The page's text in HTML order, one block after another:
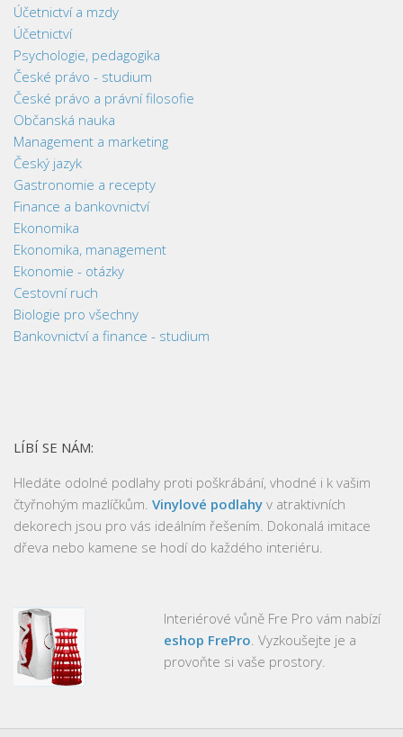
Účetnictví a mzdy
Účetnictví
Psychologie, pedagogika
České právo - studium
České právo a právní filosofie
Občanská nauka
Management a marketing
Český jazyk
Gastronomie a recepty
Finance a bankovnictví
Ekonomika
Ekonomika, management
Ekonomie - otázky
Cestovní ruch
Biologie pro všechny
Bankovnictví a finance - studium
LÍBÍ SE NÁM:
Hledáte odolné podlahy proti poškrábání, vhodné i k vašim
čtyřnohým mazlíčkům. Vinylové podlahy v atraktivních
dekorech jsou pro vás ideálním řešením. Dokonalá imitace
dřeva nebo kamene se hodí do každého interiéru.
Interiérové vůně Fre Pro vám nabízí
eshop FrePro . Vyzkoušejte je a
provoňte si vaše prostory.